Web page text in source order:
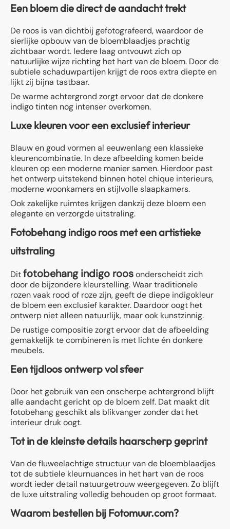
Een bloem die direct de aandacht trekt
De roos is van dichtbij gefotografeerd, waardoor de
sierlijke opbouw van de bloemblaadjes prachtig
zichtbaar wordt. Iedere laag ontvouwt zich op
natuurlijke wijze richting het hart van de bloem. Door de
subtiele schaduwpartijen krijgt de roos extra diepte en
lijkt zij bijna tastbaar.
De warme achtergrond zorgt ervoor dat de donkere
indigo tinten nog intenser overkomen.
Luxe kleuren voor een exclusief interieur
Blauw en goud vormen al eeuwenlang een klassieke
kleurencombinatie. In deze afbeelding komen beide
kleuren op een moderne manier samen. Hierdoor past
het ontwerp uitstekend binnen hotel chique interieurs,
moderne woonkamers en stijlvolle slaapkamers.
Ook zakelijke ruimtes krijgen dankzij deze bloem een
elegante en verzorgde uitstraling.
Fotobehang indigo roos met een artistieke
uitstraling
Ditfotobehang indigo roosonderscheidt zich
door de bijzondere kleurstelling. Waar traditionele
rozen vaak rood of roze zijn, geeft de diepe indigokleur
de bloem een exclusief karakter. Daardoor oogt het
ontwerp niet alleen natuurlijk, maar ook kunstzinnig.
De rustige compositie zorgt ervoor dat de afbeelding
gemakkelijk te combineren is met lichte én donkere
meubels.
Een tijdloos ontwerp vol sfeer
Door het gebruik van een onscherpe achtergrond blijft
alle aandacht gericht op de bloem zelf. Dat maakt dit
fotobehang geschikt als blikvanger zonder dat het
interieur druk oogt.
Tot in de kleinste details haarscherp geprint
Van de fluweelachtige structuur van de bloemblaadjes
tot de subtiele kleurnuances in het hart van de roos
wordt ieder detail natuurgetrouw weergegeven. Zo blijft
de luxe uitstraling volledig behouden op groot formaat.
Waarom bestellen bij Fotomuur.com?